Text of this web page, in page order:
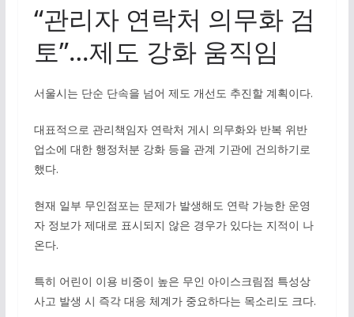
“관리자 연락처 의무화 검
토”…제도 강화 움직임
서울시는 단순 단속을 넘어 제도 개선도 추진할 계획이다.
대표적으로 관리책임자 연락처 게시 의무화와 반복 위반
업소에 대한 행정처분 강화 등을 관계 기관에 건의하기로
했다.
현재 일부 무인점포는 문제가 발생해도 연락 가능한 운영
자 정보가 제대로 표시되지 않은 경우가 있다는 지적이 나
온다.
특히 어린이 이용 비중이 높은 무인 아이스크림점 특성상
사고 발생 시 즉각 대응 체계가 중요하다는 목소리도 크다.